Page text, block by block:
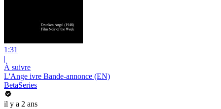
1:31
|
À suivre
L'Ange ivre Bande-annonce (EN)
BetaSeries
il y a 2 ans